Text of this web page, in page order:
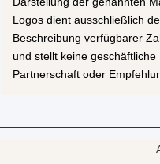
Logos dient ausschließlich
Beschreibung verfügbarer
und stellt keine geschäftliche
Partnerschaft oder